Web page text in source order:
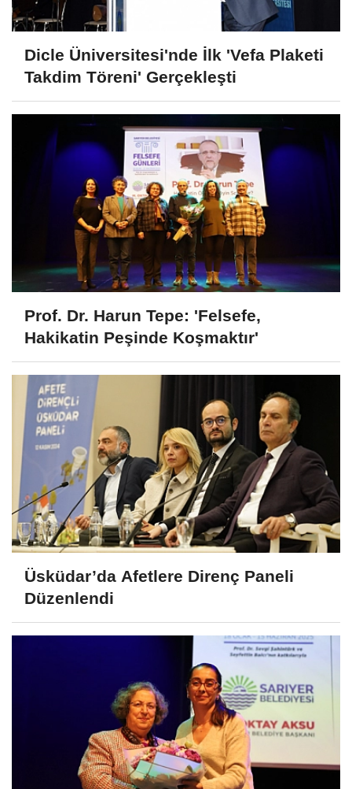
Dicle Üniversitesi'nde İlk 'Vefa Plaketi
Takdim Töreni' Gerçekleşti
Prof. Dr. Harun Tepe: 'Felsefe,
Hakikatin Peşinde Koşmaktır'
Üsküdar’da Afetlere Direnç Paneli
Düzenlendi